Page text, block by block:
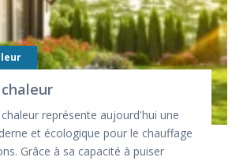
représente aujourd'hui une
et écologique pour le chauffage
Grâce à sa capacité à puiser